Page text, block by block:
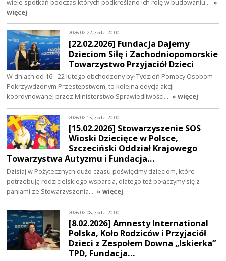
wiele spotkań podczas których podkreślano ich rolę w budowaniu… »
więcej
2026-02-22, godz. 20:00
[22.02.2026] Fundacja Dajemy
Dzieciom Siłę i Zachodniopomorskie
Towarzystwo Przyjaciół Dzieci
W dniach od 16 - 22 lutego obchodzony był Tydzień Pomocy Osobom
Pokrzywdzonym Przestępstwem, to kolejna edycja akcji
koordynowanej przez Ministerstwo Sprawiedliwości… » więcej
2026-02-15, godz. 20:00
[15.02.2026] Stowarzyszenie SOS
Wioski Dziecięce w Polsce,
Szczeciński Oddział Krajowego
Towarzystwa Autyzmu i Fundacja…
Dzisiaj w Pożytecznych dużo czasu poświęcimy dzieciom, które
potrzebują rodzicielskiego wsparcia, dlatego też połączymy się z
paniami ze Stowarzyszenia… » więcej
2026-02-08, godz. 20:00
[8.02.2026] Amnesty International
Polska, Koło Rodziców i Przyjaciół
Dzieci z Zespołem Downa „Iskierka”
TPD, Fundacja…